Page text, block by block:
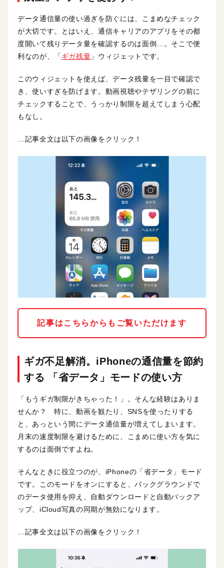
データ通信量の使い過ぎを防ぐには、こまめなチェック
が大切です。とはいえ、通信キャリアのアプリをその都
度開いて残りデータ量を確認するのは面倒…。そこで便
利なのが、「 ギガ残量 」ウィジェットです。
このウィジェットを使えば、データ残量を一目で確認で
き、使いすぎを防げます。動画視聴やテザリングの前に
チェックすることで、うっかり制限を超えてしまう心配
もなし。
…記事全文は以下の画像をクリック！
記事はこちらからもご覧いただけます
ギガ不足解消。iPhoneの通信量を節約
する 「省データ」モードの使い方
「もうギガ制限がきちゃった！」。そんな経験はありま
せんか？ 特に、動画を観たり、SNSを使ったりする
と、あっという間にデータ通信量が増えてしまいます。
月末の速度制限を避けるために、こまめに使い方を気に
するのは面倒ですよね。
そんなときに役立つのが、iPhoneの「省データ」モード
です。このモードをオンにすると、バックグラウンドで
のデータ使用を抑え、自動ダウンロードと自動バックア
ップ、iCloud写真の同期が無効になります。
…記事全文は以下の画像をクリック！